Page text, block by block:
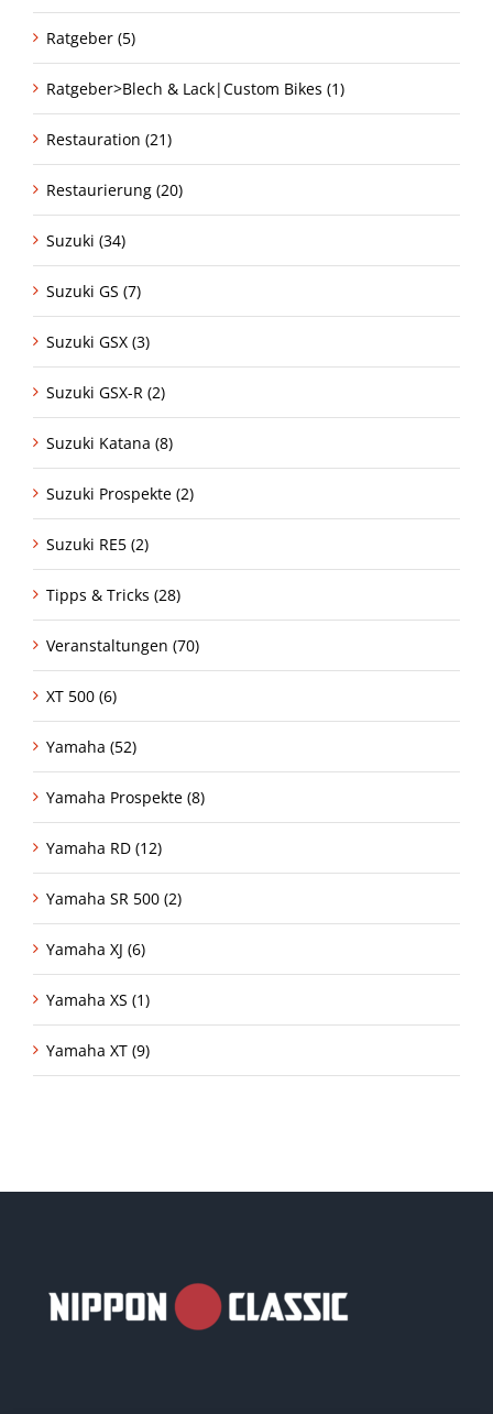
Ratgeber (5)
Ratgeber>Blech & Lack|Custom Bikes (1)
Restauration (21)
Restaurierung (20)
Suzuki (34)
Suzuki GS (7)
Suzuki GSX (3)
Suzuki GSX-R (2)
Suzuki Katana (8)
Suzuki Prospekte (2)
Suzuki RE5 (2)
Tipps & Tricks (28)
Veranstaltungen (70)
XT 500 (6)
Yamaha (52)
Yamaha Prospekte (8)
Yamaha RD (12)
Yamaha SR 500 (2)
Yamaha XJ (6)
Yamaha XS (1)
Yamaha XT (9)